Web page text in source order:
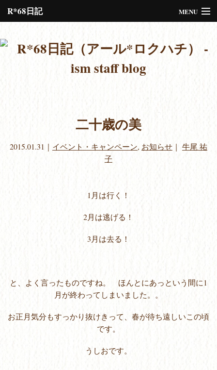
R*68日記 MENU
Please assign a menu to the primary menu location under
二十歳の美
2015.01.31 ｜ イベント・キャンペーン, お知らせ ｜ 牛尾 祐
子
1月は行く！
2月は逃げる！
3月は去る！
と、よく言ったものですね。 ほんとにあっという間に1
月が終わってしまいました。。
お正月気分もすっかり抜けきって、春が待ち遠しいこの頃
です。
うしおです。